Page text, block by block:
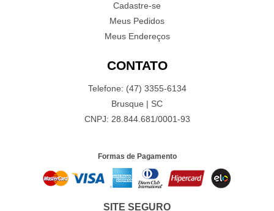
Cadastre-se
Meus Pedidos
Meus Endereços
CONTATO
Telefone: (47) 3355-6134
Brusque | SC
CNPJ: 28.844.681/0001-93
Formas de Pagamento
SITE SEGURO